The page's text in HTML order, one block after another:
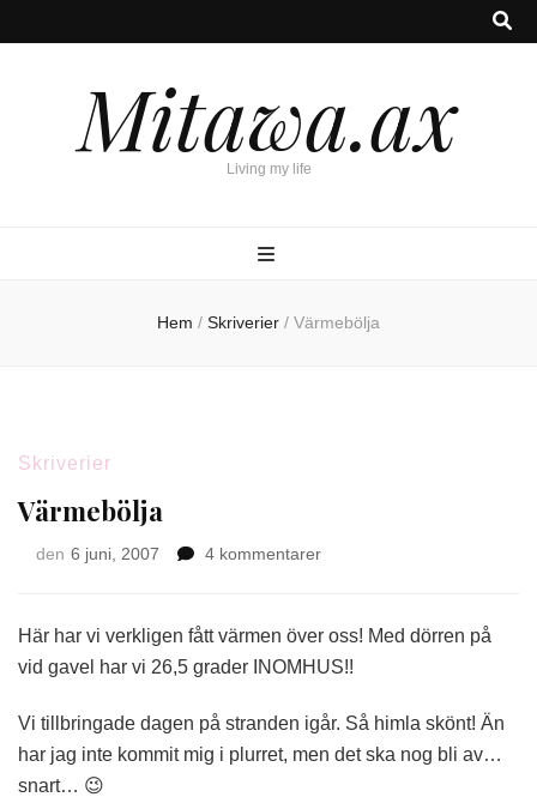
Mitawa.ax
Living my life
Hem / Skriverier / Värmebölja
Skriverier
Värmebölja
den 6 juni, 2007 4 kommentarertill
Här har vi verkligen fått värmen över oss! Med dörren på
vid gavel har vi 26,5 grader INOMHUS!!
Vi tillbringade dagen på stranden igår. Så himla skönt! Än
har jag inte kommit mig i plurret, men det ska nog bli av…
snart… 😉